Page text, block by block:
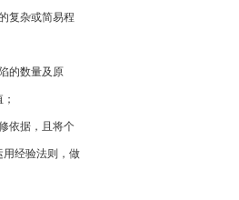
复杂或简易程
的数量及原
依据，且将个
用经验法则，做